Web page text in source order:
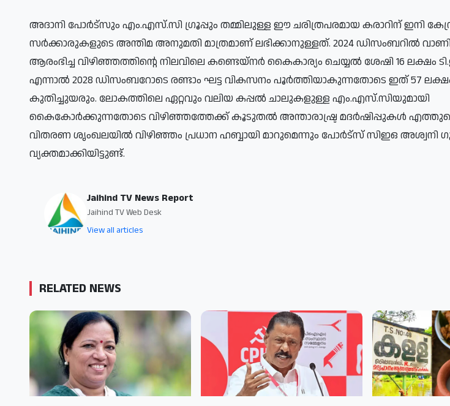
അദാനി പോർട്‌സും എം.എസ്.സി ഗ്രൂപ്പും തമ്മിലുള്ള ഈ ചരിത്രപരമായ കരാറിന് ഇനി
സർക്കാരുകളുടെ അന്തിമ അനുമതി മാത്രമാണ് ലഭിക്കാനുള്ളത്. 2024 ഡിസംബറിൽ
ആരംഭിച്ച വിഴിഞ്ഞത്തിന്റെ നിലവിലെ കണ്ടെയ്‌നർ കൈകാര്യം ചെയ്യൽ ശേഷി 16 ലക്ഷം
എന്നാൽ 2028 ഡിസംബറോടെ രണ്ടാം ഘട്ട വികസനം പൂർത്തിയാകുന്നതോടെ ഇത് 57
കുതിച്ചുയരും. ലോകത്തിലെ ഏറ്റവും വലിയ കപ്പൽ ചാലുകളുള്ള എം.എസ്.സിയുമായി
കൈകോർക്കുന്നതോടെ വിഴിഞ്ഞത്തേക്ക് കൂടുതൽ അന്താരാഷ്ട്ര മദർഷിപ്പുകൾ
വിതരണ ശൃംഖലയിൽ വിഴിഞ്ഞം പ്രധാന ഹബ്ബായി മാറുമെന്നും പോർട്സ് സിഇഒ അശ്വനി
വ്യക്തമാക്കിയിട്ടുണ്ട്.
Jaihind TV News Report
Jaihind TV Web Desk
View all articles
RELATED NEWS